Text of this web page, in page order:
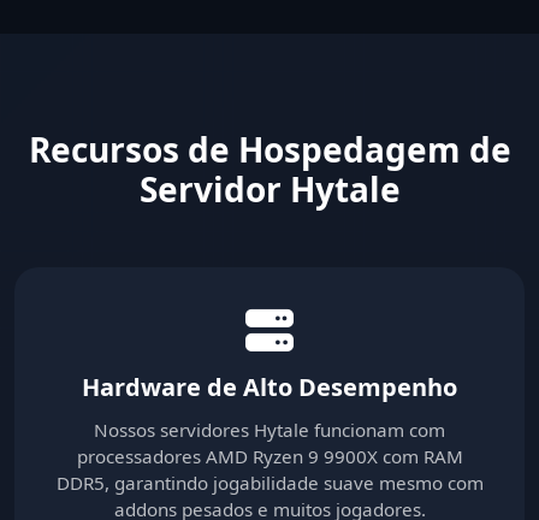
Recursos de Hospedagem de
Servidor Hytale
Hardware de Alto Desempenho
Nossos servidores Hytale funcionam com
processadores AMD Ryzen 9 9900X com RAM
DDR5, garantindo jogabilidade suave mesmo com
addons pesados e muitos jogadores.